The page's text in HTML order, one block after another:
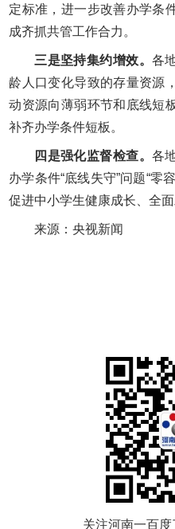
定标准，进一步改善办学条
成齐抓共管工作合力。
三是坚持集约增效。 各
龄人口变化导致的存量资源
动资源向薄弱环节和底线短
补齐办学条件短板。
四是强化监督检查。 各
办学条件“底线失守”问题“零
促进中小学生健康成长、全面
来源：央视新闻
关注河南一百